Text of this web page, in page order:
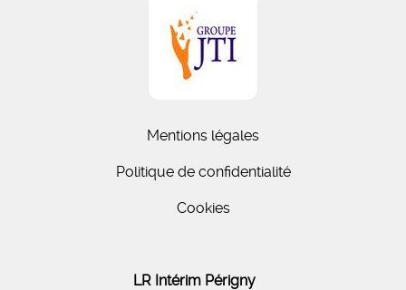
Mentions légales
Politique de confidentialité
Cookies
LR Intérim Périgny